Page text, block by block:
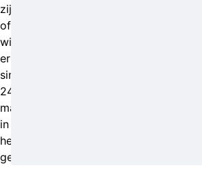
zijn
of
wie
er
sinds
24
maart
in
hebben
gereden.